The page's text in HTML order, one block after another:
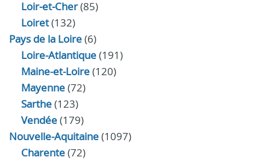
Loir‑et‑Cher(85)
Loiret(132)
Pays de la Loire(6)
Loire-Atlantique(191)
Maine-et-Loire(120)
Mayenne(72)
Sarthe(123)
Vendée(179)
Nouvelle-Aquitaine(1097)
Charente(72)